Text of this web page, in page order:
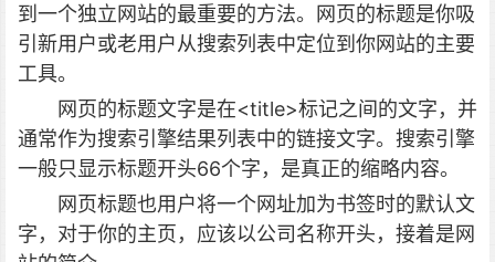
到一个独立网站的最重要的方法。网页的标题是你吸
引新用户或老用户从搜索列表中定位到你网站的主要
工具。
网页的标题文字是在<title>标记之间的文字，并
通常作为搜索引擎结果列表中的链接文字。搜索引擎
一般只显示标题开头66个字，是真正的缩略内容。
网页标题也用户将一个网址加为书签时的默认文
字，对于你的主页，应该以公司名称开头，接着是网